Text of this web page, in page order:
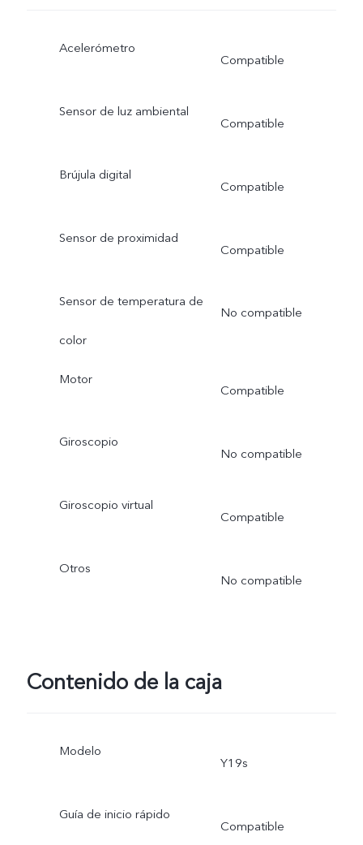
Acelerómetro
Compatible
Sensor de luz ambiental
Compatible
Brújula digital
Compatible
Sensor de proximidad
Compatible
Sensor de temperatura de
color
No compatible
Motor
Compatible
Giroscopio
No compatible
Giroscopio virtual
Compatible
Otros
No compatible
Contenido de la caja
Modelo
Y19s
Guía de inicio rápido
Compatible